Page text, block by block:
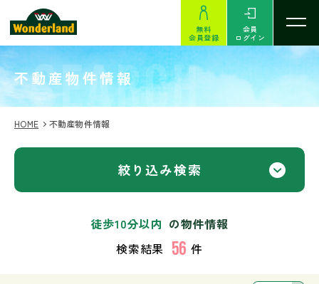
無料
会員登録
会員
ログイン
不動産物件情報
SEARCH
HOME 不動産物件情報
絞り込み検索
徒歩10分以内 の物件情報
検索結果 56 件